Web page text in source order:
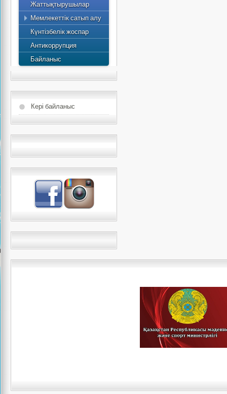
Жаттықтырушылар
Мемлекеттік сатып алу
2015 жылдың жылдық
есебі
Күнтізбелік жоспар
Антикоррупция
Байланыс
Кері байланыс